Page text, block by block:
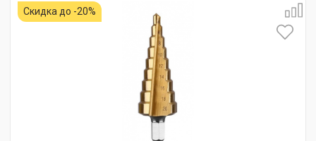
Скидка до -20%